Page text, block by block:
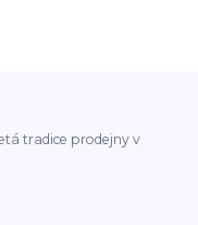
tradice prodejny v